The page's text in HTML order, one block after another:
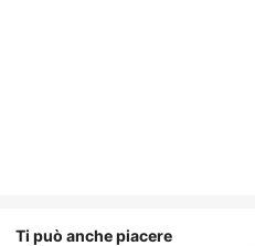
Ti può anche piacere